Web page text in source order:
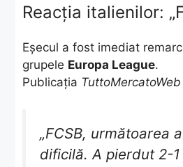
Reacția italienilor:
Eșecul a fost imediat
grupele Europa League.
Publicația TuttoMercatoWeb
„FCSB, următoarea
dificilă. A pierdut 2-